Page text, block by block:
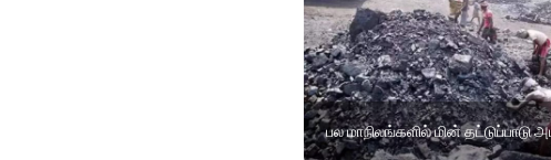
பல மாநிலங்களில் மின் தட்டுப்பாடு